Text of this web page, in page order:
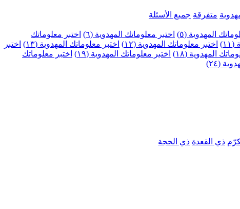
متفرقة جميع الأسئلة
المهدوية (٥) اختبر معلوماتك المهدوية (٦)
اختبر معلوماتك
اختبر معلوماتك المهدوية (١٢) اختبر معلوماتك المهدوية (١٣)
اختبر
المهدوية (١٨) اختبر معلوماتك المهدوية (١٩)
اختبر معلوماتك
(٢٤)
ذي القعدة ذي الحجة